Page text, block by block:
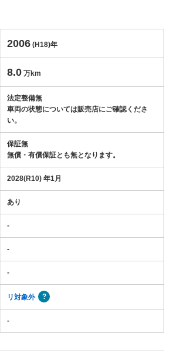
2006 (H18)年
8.0 万km
法定整備無
車両の状態については販売店にご確認くださ
い。
保証無
無償・有償保証とも無となります。
2028(R10) 年1月
あり
-
-
-
リ対象外
-